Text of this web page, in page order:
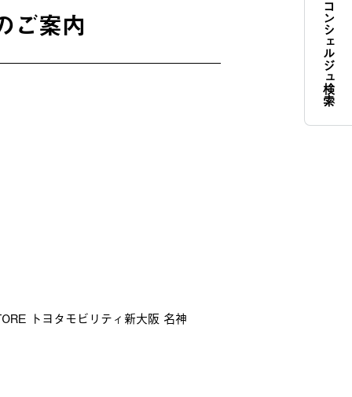
ご案内
トヨタモビリティ新大阪 名神
コンシェルジュ検索